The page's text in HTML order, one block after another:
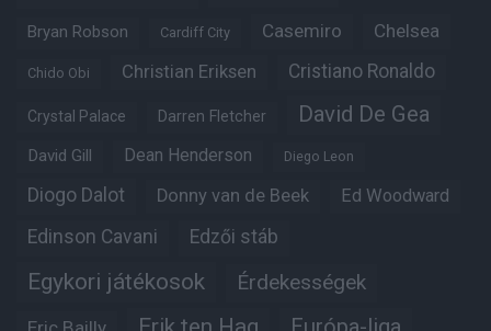
Bryan Robson Cardiff City Casemiro Chelsea
Chido Obi Christian Eriksen Cristiano Ronaldo
Crystal Palace Darren Fletcher David De Gea
David Gill Dean Henderson Diego Leon
Diogo Dalot Donny van de Beek Ed Woodward
Edinson Cavani Edzői stáb
Egykori játékosok Érdekességek